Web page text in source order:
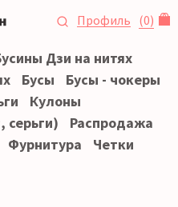
Профиль (0)
Дзи на нитях
Бусы
Бусы - чокеры
Кулоны
серьги)
Распродажа
Фурнитура Четки